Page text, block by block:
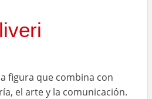
figura que combina con
el arte y la comunicación.